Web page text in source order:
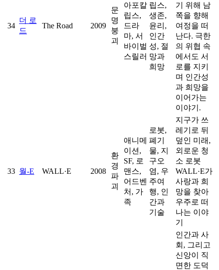
34
더 로
드
The Road 2009
문
명
붕
괴
아포칼
립스,
드라
마, 서
바이벌
스릴러
립스,
생존,
윤리,
인간
성, 절
망과
희망
기 위해 남
쪽을 향해
여정을 떠
난다. 극한
의 위협 속
에서도 서
로를 지키
며 인간성
과 희망을
이어가는
이야기.
33 월-E WALL·E 2008
환
경
파
괴
애니메
이션,
SF, 로
맨스,
어드벤
처, 가
족
로봇,
폐기
물, 지
구오
염, 우
주여
행, 인
간과
기술
지구가 쓰
레기로 뒤
덮인 미래,
외로운 청
소 로봇
WALL·E가
사랑과 희
망을 찾아
우주로 떠
나는 이야
기
인간과 사
회, 그리고
신앙이 직
면한 도덕